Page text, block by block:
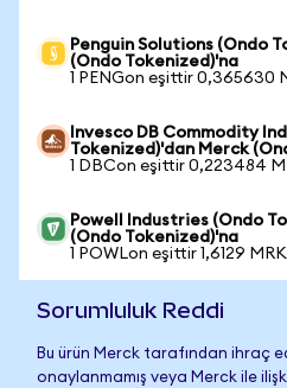
Penguin Solutions (Ondo
(Ondo Tokenized)'na
1 PENGon eşittir 0,365630
Invesco DB Commodity
Tokenized)'dan Merck
1 DBCon eşittir 0,223484
Powell Industries (Ondo
(Ondo Tokenized)'na
1 POWLon eşittir 1,6129
Sorumluluk Reddi
Bu ürün Merck tarafından ihraç
onaylanmamış veya Merck ile